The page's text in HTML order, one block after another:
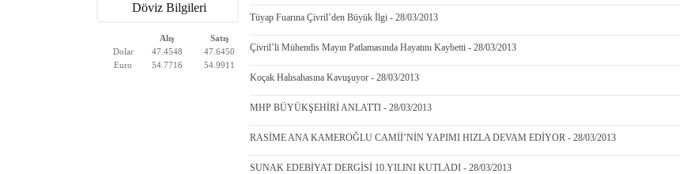
Döviz Bilgileri
Alış
Satış
Dolar
47.4548
47.6450
Euro
54.7716 54.9911
Tüyap Fuarına Çivril’den Büyük İlgi - 28/03/2013
Çivril’li Mühendis Mayın Patlamasında Hayatını Kaybetti - 28/03/2013
Koçak Halısahasına Kavuşuyor - 28/03/2013
MHP BÜYÜKŞEHİRİ ANLATTI - 28/03/2013
RASİME ANA KAMEROĞLU CAMİİ’NİN YAPIMI HIZLA DEVAM EDİYOR - 28/03/2013
SUNAK EDEBİYAT DERGİSİ 10.YILINI KUTLADI - 28/03/2013